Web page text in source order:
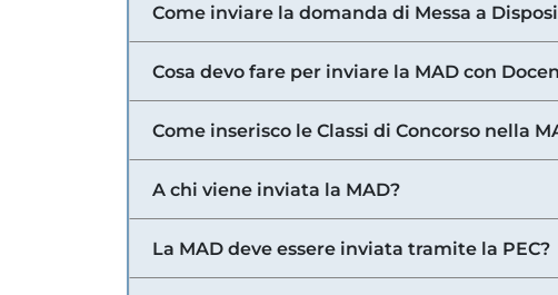
Come inviare la domanda di Messa a
Cosa devo fare per inviare la MAD con
Come inserisco le Classi di Concorso nella
A chi viene inviata la MAD?
La MAD deve essere inviata tramite la PEC?